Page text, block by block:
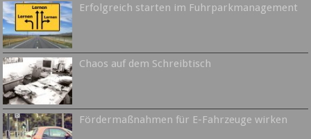
Erfolgreich starten im Fuhrparkmanagement
Chaos auf dem Schreibtisch
Fördermaßnahmen für E-Fahrzeuge wirken